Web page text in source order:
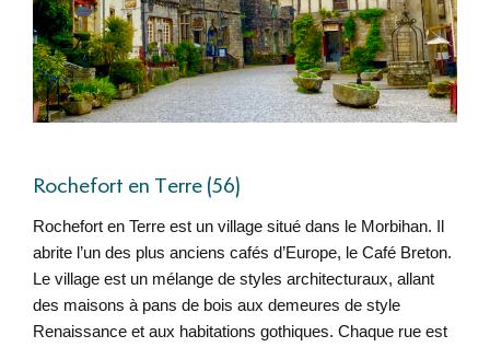
Rochefort en Terre (56)
Rochefort en Terre est un village situé dans le Morbihan. Il
abrite l’un des plus anciens cafés d’Europe, le Café Breton.
Le village est un mélange de styles architecturaux, allant
des maisons à pans de bois aux demeures de style
Renaissance et aux habitations gothiques. Chaque rue est